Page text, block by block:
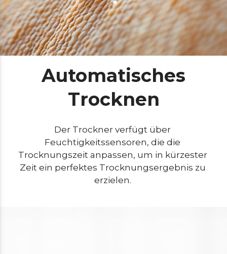
Automatisches
Trocknen
Der Trockner verfügt über
Feuchtigkeitssensoren, die die
Trocknungszeit anpassen, um in kürzester
Zeit ein perfektes Trocknungsergebnis zu
erzielen.